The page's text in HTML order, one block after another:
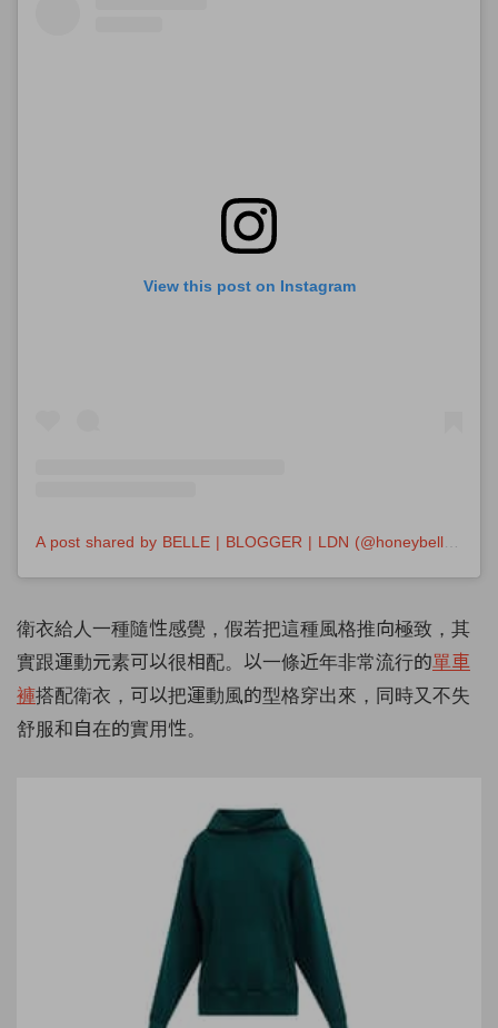
View this post on Instagram
衛衣給人一種隨性感覺，假若把這種風格推向極致，其
實跟運動元素可以很相配。以一條近年非常流行的單車
褲搭配衛衣，可以把運動風的型格穿出來，同時又不失
舒服和自在的實用性。